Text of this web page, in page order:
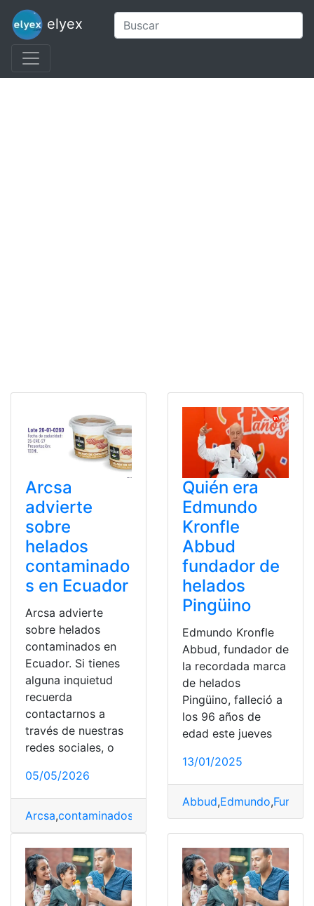
elyex
Arcsa
advierte
sobre
helados
contaminado
s en Ecuador
Arcsa advierte
sobre helados
contaminados en
Ecuador. Si tienes
alguna inquietud
recuerda
contactarnos a
través de nuestras
redes sociales, o
05/05/2026
Arcsa,contaminados Ecuador,Helados
Quién era
Edmundo
Kronfle
Abbud
fundador de
helados
Pingüino
Edmundo Kronfle
Abbud, fundador de
la recordada marca
de helados
Pingüino, falleció a
los 96 años de
edad este jueves
13/01/2025
Abbud,Edmundo,